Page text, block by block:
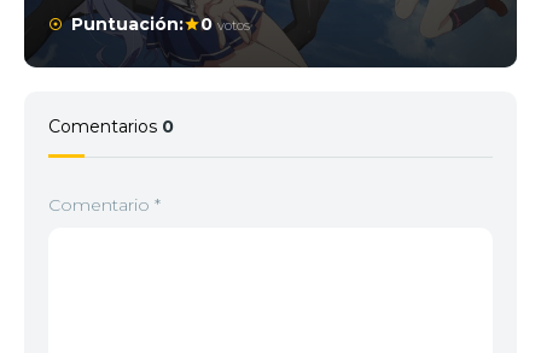
Puntuación:
0 votos
Comentarios 0
Comentario *